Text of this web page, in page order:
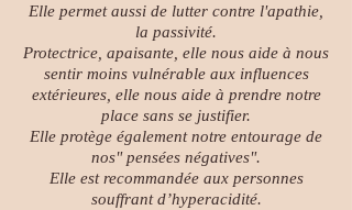
Elle permet aussi de lutter contre l'apathie,
la passivité.
Protectrice, apaisante, elle nous aide à nous
sentir moins vulnérable aux influences
extérieures, elle nous aide à prendre notre
place sans se justifier.
Elle protège également notre entourage de
nos" pensées négatives".
Elle est recommandée aux personnes
souffrant d’hyperacidité.